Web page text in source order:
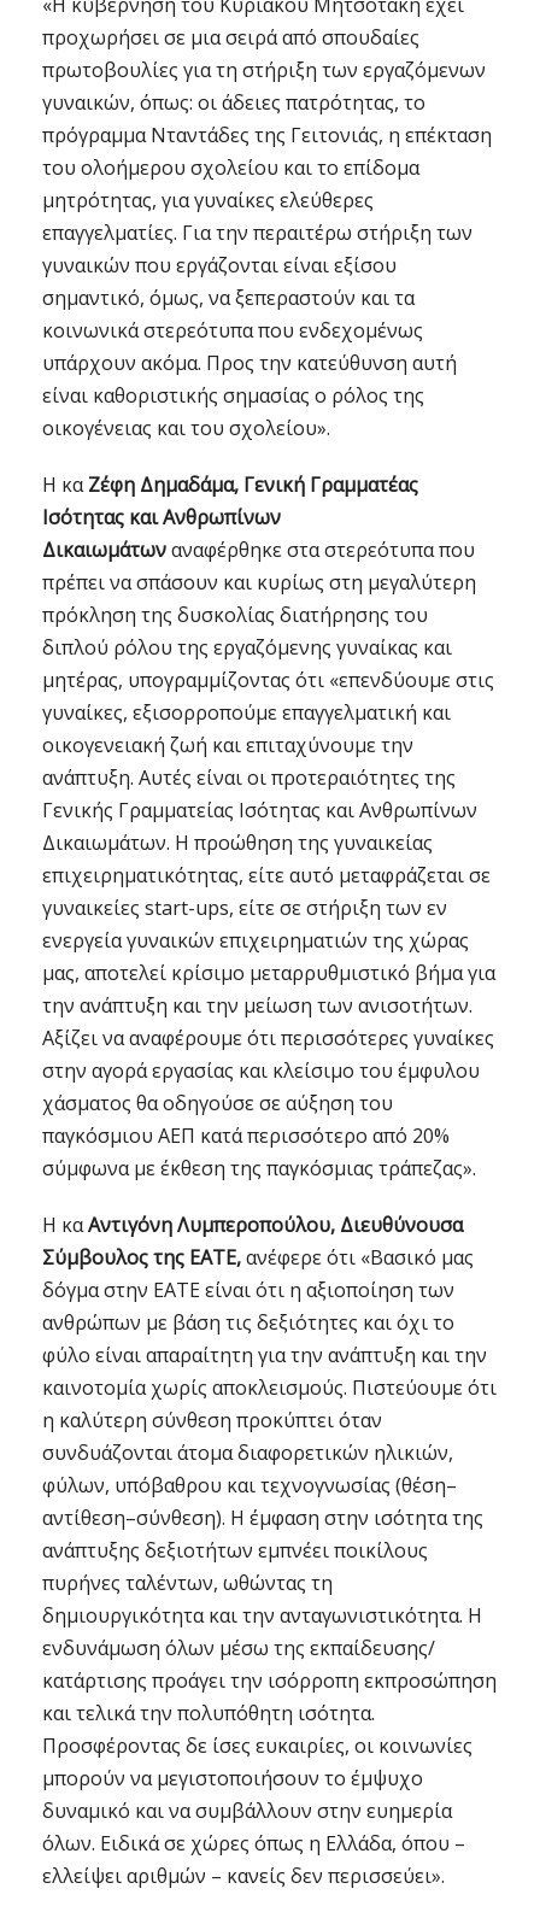
προχωρήσει σε μια σειρά από σπουδαίες
πρωτοβουλίες για τη στήριξη των εργαζόμενων
γυναικών, όπως: οι άδειες πατρότητας, το
πρόγραμμα Νταντάδες της Γειτονιάς, η επέκταση
του ολοήμερου σχολείου και το επίδομα
μητρότητας, για γυναίκες ελεύθερες
επαγγελματίες. Για την περαιτέρω στήριξη των
γυναικών που εργάζονται είναι εξίσου
σημαντικό, όμως, να ξεπεραστούν και τα
κοινωνικά στερεότυπα που ενδεχομένως
υπάρχουν ακόμα. Προς την κατεύθυνση αυτή
είναι καθοριστικής σημασίας ο ρόλος της
οικογένειας και του σχολείου».
Η καΖέφη Δημαδάμα, Γενική Γραμματέας
Ισότητας και Ανθρωπίνων
Δικαιωμάτωναναφέρθηκε στα στερεότυπα που
πρέπει να σπάσουν και κυρίως στη μεγαλύτερη
πρόκληση της δυσκολίας διατήρησης του
διπλού ρόλου της εργαζόμενης γυναίκας και
μητέρας, υπογραμμίζοντας ότι «επενδύουμε στις
γυναίκες, εξισορροπούμε επαγγελματική και
οικογενειακή ζωή και επιταχύνουμε την
ανάπτυξη. Αυτές είναι οι προτεραιότητες της
Γενικής Γραμματείας Ισότητας και Ανθρωπίνων
Δικαιωμάτων. Η προώθηση της γυναικείας
επιχειρηματικότητας, είτε αυτό μεταφράζεται σε
γυναικείες start-ups, είτε σε στήριξη των εν
ενεργεία γυναικών επιχειρηματιών της χώρας
μας, αποτελεί κρίσιμο μεταρρυθμιστικό βήμα για
την ανάπτυξη και την μείωση των ανισοτήτων.
Αξίζει να αναφέρουμε ότι περισσότερες γυναίκες
στην αγορά εργασίας και κλείσιμο του έμφυλου
χάσματος θα οδηγούσε σε αύξηση του
παγκόσμιου ΑΕΠ κατά περισσότερο από 20%
σύμφωνα με έκθεση της παγκόσμιας τράπεζας».
Η καΑντιγόνη Λυμπεροπούλου, Διευθύνουσα
Σύμβουλος της ΕΑΤΕ,ανέφερε ότι «Βασικό μας
δόγμα στην ΕΑΤΕ είναι ότι η αξιοποίηση των
ανθρώπων με βάση τις δεξιότητες και όχι το
φύλο είναι απαραίτητη για την ανάπτυξη και την
καινοτομία χωρίς αποκλεισμούς. Πιστεύουμε ότι
η καλύτερη σύνθεση προκύπτει όταν
συνδυάζονται άτομα διαφορετικών ηλικιών,
φύλων, υπόβαθρου και τεχνογνωσίας (θέση–
αντίθεση–σύνθεση). Η έμφαση στην ισότητα της
ανάπτυξης δεξιοτήτων εμπνέει ποικίλους
πυρήνες ταλέντων, ωθώντας τη
δημιουργικότητα και την ανταγωνιστικότητα. Η
ενδυνάμωση όλων μέσω της εκπαίδευσης/
κατάρτισης προάγει την ισόρροπη εκπροσώπηση
και τελικά την πολυπόθητη ισότητα.
Προσφέροντας δε ίσες ευκαιρίες, οι κοινωνίες
μπορούν να μεγιστοποιήσουν το έμψυχο
δυναμικό και να συμβάλλουν στην ευημερία
όλων. Ειδικά σε χώρες όπως η Ελλάδα, όπου –
ελλείψει αριθμών – κανείς δεν περισσεύει».